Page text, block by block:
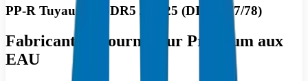
PP-R Tuyaux — SDR5 / PN25 (DIN 8077/78)
Fabricant & Fournisseur Premium aux
EAU